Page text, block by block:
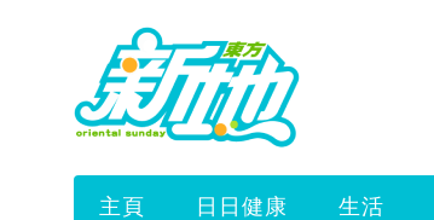
主頁 日日健康 生活